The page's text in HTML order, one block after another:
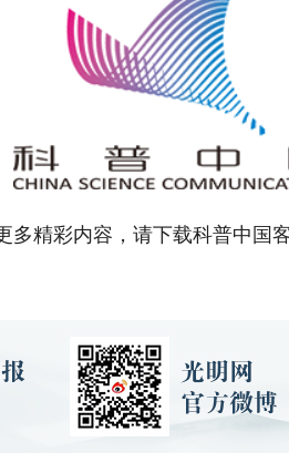
多精彩内容，请下载科普中国客